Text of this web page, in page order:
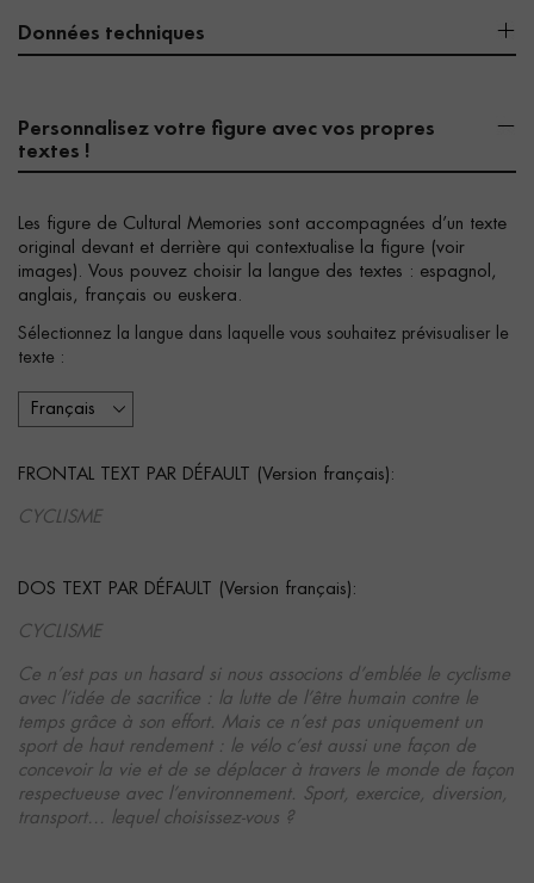
Données techniques
Personnalisez votre figure avec vos propres
textes !
Les figure de Cultural Memories sont accompagnées d’un texte
original devant et derrière qui contextualise la figure (voir
images). Vous pouvez choisir la langue des textes : espagnol,
anglais, français ou euskera.
Sélectionnez la langue dans laquelle vous souhaitez prévisualiser le
texte :
FRONTAL TEXT PAR DÉFAULT (Version français):
CYCLISME
DOS TEXT PAR DÉFAULT (Version français):
CYCLISME
Ce n’est pas un hasard si nous associons d’emblée le cyclisme
avec l’idée de sacrifice : la lutte de l’être humain contre le
temps grâce à son effort. Mais ce n’est pas uniquement un
sport de haut rendement : le vélo c’est aussi une façon de
concevoir la vie et de se déplacer à travers le monde de façon
respectueuse avec l’environnement. Sport, exercice, diversion,
transport… lequel choisissez-vous ?